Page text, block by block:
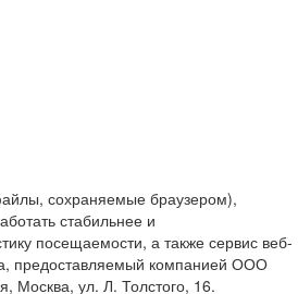
сохраняемые браузером),
стабильнее и
посещаемости, а также сервис веб-
предоставляемый компанией ООО
Москва, ул. Л. Толстого, 16.